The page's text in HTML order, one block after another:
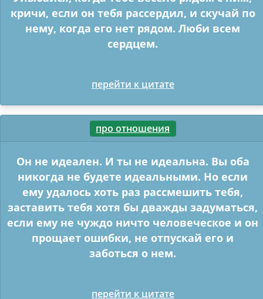
кричи, если он тебя рассердил, и скучай по
нему, когда его нет рядом. Люби всем
сердцем.
перейти к цитате
про отношения
Он не идеален. И ты не идеальна. Вы оба
никогда не будете идеальными. Но если
ему удалось хоть раз рассмешить тебя,
заставить тебя хотя бы дважды задуматься,
если ему не чуждо ничто человеческое и он
прощает ошибки, не отпускай его и
заботься о нем.
перейти к цитате